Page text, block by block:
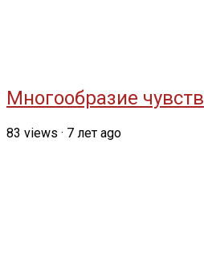
Многообразие чувств
83 views · 7 лет ago